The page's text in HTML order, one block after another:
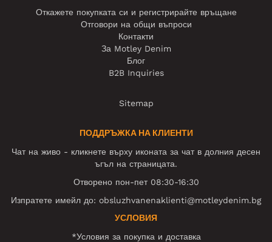
Откажете покупката си и регистрирайте връщане
Отговори на общи въпроси
Контакти
За Motley Denim
Блог
B2B Inquiries
Sitemap
ПОДДРЪЖКА НА КЛИЕНТИ
Чат на живо - кликнете върху иконата за чат в долния десен
ъгъл на страницата.
Отворено пон-пет 08:30-16:30
Изпратете имейл до: obsluzhvanenaklienti@motleydenim.bg
УСЛОВИЯ
*Условия за покупка и доставка